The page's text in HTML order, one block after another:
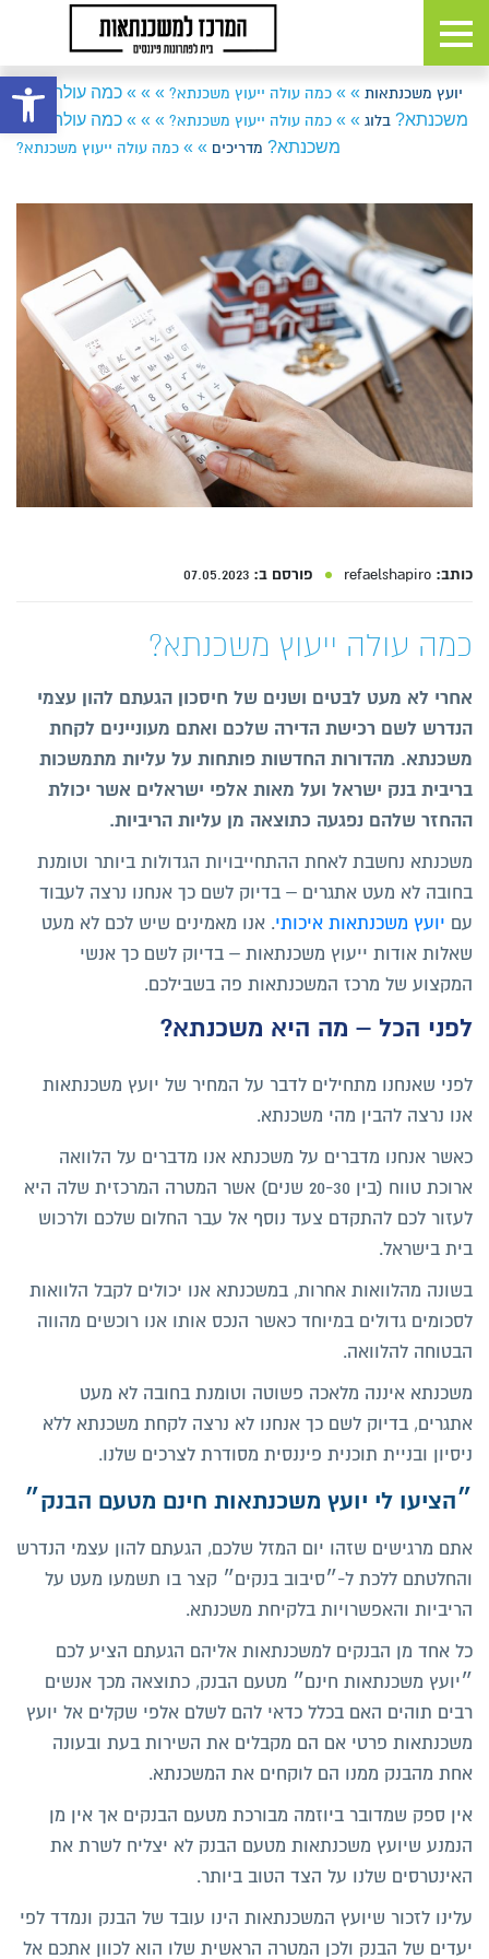
יועץ משכנתאות »
» כמה עולה ייעוץ משכנתא? »
»
» כמה עולה ייעוץ
משכנתא? בלוג »
» כמה עולה ייעוץ משכנתא? »
»
» כמה עולה ייעוץ
משכנתא? מדריכים »
» כמה עולה ייעוץ משכנתא?
כותב: פורסם ב:
כמה עולה ייעוץ משכנתא?
אחרי לא מעט לבטים ושנים של חיסכון הגעתם להון עצמי
הנדרש לשם רכישת הדירה שלכם ואתם מעוניינים לקחת
משכנתא. מהדורות החדשות פותחות על עליות מתמשכות
בריבית בנק ישראל ועל מאות אלפי ישראלים אשר יכולת
ההחזר שלהם נפגעה כתוצאה מן עליות הריביות.
משכנתא נחשבת לאחת ההתחייבויות הגדולות ביותר וטומנת
בחובה לא מעט אתגרים – בדיוק לשם כך אנחנו נרצה לעבוד
עם יועץ משכנתאות איכותי. אנו מאמינים שיש לכם לא מעט
שאלות אודות ייעוץ משכנתאות – בדיוק לשם כך אנשי
המקצוע של מרכז המשכנתאות פה בשבילכם.
לפני הכל – מה היא משכנתא?
לפני שאנחנו מתחילים לדבר על המחיר של יועץ משכנתאות
אנו נרצה להבין מהי משכנתא.
כאשר אנחנו מדברים על משכנתא אנו מדברים על הלוואה
ארוכת טווח (בין 20-30 שנים) אשר המטרה המרכזית שלה היא
לעזור לכם להתקדם צעד נוסף אל עבר החלום שלכם ולרכוש
בית בישראל.
בשונה מהלוואות אחרות, במשכנתא אנו יכולים לקבל הלוואות
לסכומים גדולים במיוחד כאשר הנכס אותו אנו רוכשים מהווה
הבטוחה להלוואה.
משכנתא איננה מלאכה פשוטה וטומנת בחובה לא מעט
אתגרים, בדיוק לשם כך אנחנו לא נרצה לקחת משכנתא ללא
ניסיון ובניית תוכנית פיננסית מסודרת לצרכים שלנו.
״הציעו לי יועץ משכנתאות חינם מטעם הבנק״
אתם מרגישים שזהו יום המזל שלכם, הגעתם להון עצמי הנדרש
והחלטתם ללכת ל-״סיבוב בנקים״ קצר בו תשמעו מעט על
הריביות והאפשרויות בלקיחת משכנתא.
כל אחד מן הבנקים למשכנתאות אליהם הגעתם הציע לכם
״יועץ משכנתאות חינם״ מטעם הבנק, כתוצאה מכך אנשים
רבים תוהים האם בכלל כדאי להם לשלם אלפי שקלים אל יועץ
משכנתאות פרטי אם הם מקבלים את השירות בעת ובעונה
אחת מהבנק ממנו הם לוקחים את המשכנתא.
אין ספק שמדובר ביוזמה מבורכת מטעם הבנקים אך אין מן
הנמנע שיועץ משכנתאות מטעם הבנק לא יצליח לשרת את
האינטרסים שלנו על הצד הטוב ביותר.
עלינו לזכור שיועץ המשכנתאות הינו עובד של הבנק ונמדד לפי
יעדים של הבנק ולכן המטרה הראשית שלו הוא לכוון אתכם אל